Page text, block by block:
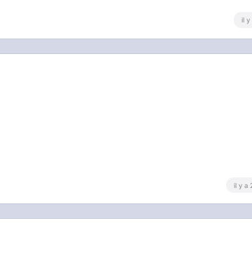
il y
il y a